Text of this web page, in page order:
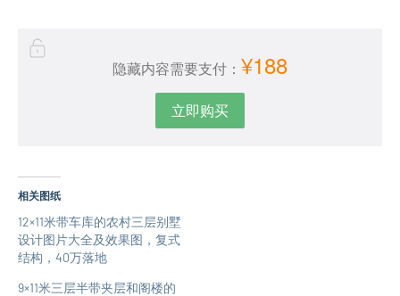
隐藏内容需要支付： ¥188
立即购买
相关图纸
12×11米带车库的农村三层别墅
设计图片大全及效果图，复式
结构，40万落地
9×11米三层半带夹层和阁楼的